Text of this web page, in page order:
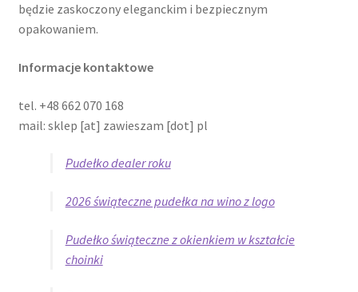
będzie zaskoczony eleganckim i bezpiecznym
opakowaniem.
Informacje kontaktowe
tel. +48 662 070 168
mail: sklep [at] zawieszam [dot] pl
Pudełko dealer roku
2026 świąteczne pudełka na wino z logo
Pudełko świąteczne z okienkiem w kształcie
choinki